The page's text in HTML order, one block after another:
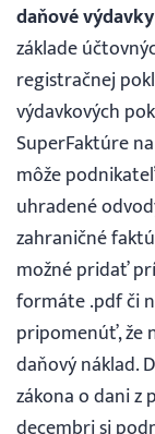
daňové výdavky
základe
registračnej
výdavkových
SuperFaktúre
môže
uhradené
zahraničné
možné pridať
formáte .pdf či
pripomenúť, že
daňový náklad.
zákona o dani z